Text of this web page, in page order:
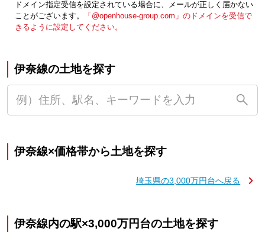
ドメイン指定受信を設定されている場合に、メールが正しく届かない
ことがございます。
「@openhouse-group.com」のドメインを受信で
きるように設定してください。
伊奈線の土地を探す
伊奈線×価格帯から土地を探す
埼玉県の3,000万円台へ戻る
伊奈線内の駅×3,000万円台の土地を探す